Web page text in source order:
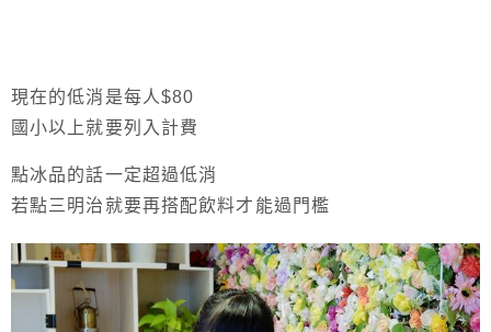
現在的低消是每人$80
國小以上就要列入計費
點冰品的話一定超過低消
若點三明治就要再搭配飲料才能過門檻